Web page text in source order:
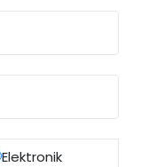
Elektronik